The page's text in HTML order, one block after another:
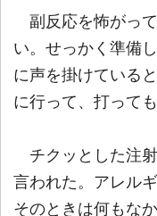
副反応を怖がっ
い。せっかく準備
に声を掛けている
に行って、打っても
チクッとした注
言われた。アレル
そのときは何もな